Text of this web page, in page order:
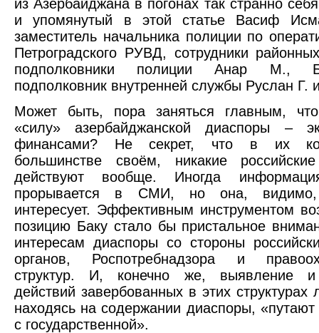
из Азербайджана в погонах так странно
и упомянутый в этой статье Васиф
заместитель начальника полиции по
Петроградского РУВД, сотрудники
подполковники полиции Анар М.,
подполковник внутренней службы Руслан Г.
Может быть, пора заняться главным,
«силу» азербайджанской диаспоры –
финансами? Не секрет, что в их
большинстве своём, никакие
действуют вообще. Иногда
прорывается в СМИ, но она,
интересует. Эффективным инструментом
позицию Баку стало бы пристальное
интересам диаспоры со стороны
органов, Роспотребнадзора и
структур. И, конечно же, выявление и
действий завербованных в этих структурах
находясь на содержании диаспоры,
с государственной».